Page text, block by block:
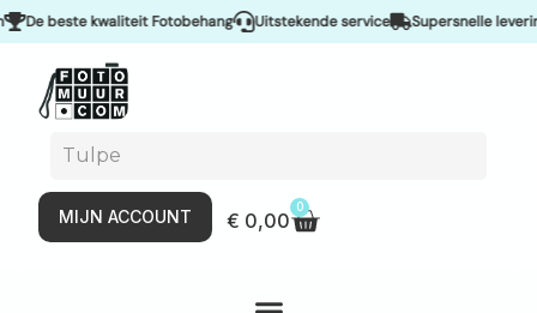
beste kwaliteit Fotobehang Uitstekende service Supersnelle levering &
MIJN ACCOUNT € 0,00
0